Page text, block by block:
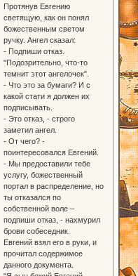
Протянув Евгению
светящую, как он понял
божественным светом
ручку. Ангел сказал:
- Подпиши отказ.
"Подозрительно, что-то
темнит этот ангелочек".
- Что это за бумаги? И с
какой стати я должен их
подписывать.
- Это отказ, - строго
заметил ангел.
- От чего? -
поинтересовался Евгений.
- Мы предоставили тебе
услугу, божественный
портал в распределение, но
ты отказался по
собственной воле –
подпиши отказ, - нахмурил
брови собеседник.
Евгений взял его в руки, и
прочитал содержимое
данного документа.